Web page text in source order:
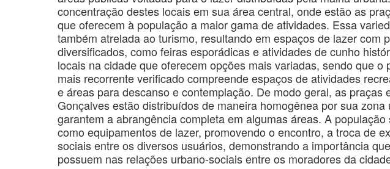
concentração destes locais em sua área central, onde estão as
que oferecem à população a maior gama de atividades. Essa
também atrelada ao turismo, resultando em espaços de lazer com
diversificados, como feiras esporádicas e atividades de cunho
locais na cidade que oferecem opções mais variadas, sendo que o
mais recorrente verificado compreende espaços de atividades
e áreas para descanso e contemplação. De modo geral, as praças
Gonçalves estão distribuídos de maneira homogênea por sua zona
garantem a abrangência completa em algumas áreas. A
como equipamentos de lazer, promovendo o encontro, a troca de
sociais entre os diversos usuários, demonstrando a importância
possuem nas relações urbano-sociais entre os moradores da